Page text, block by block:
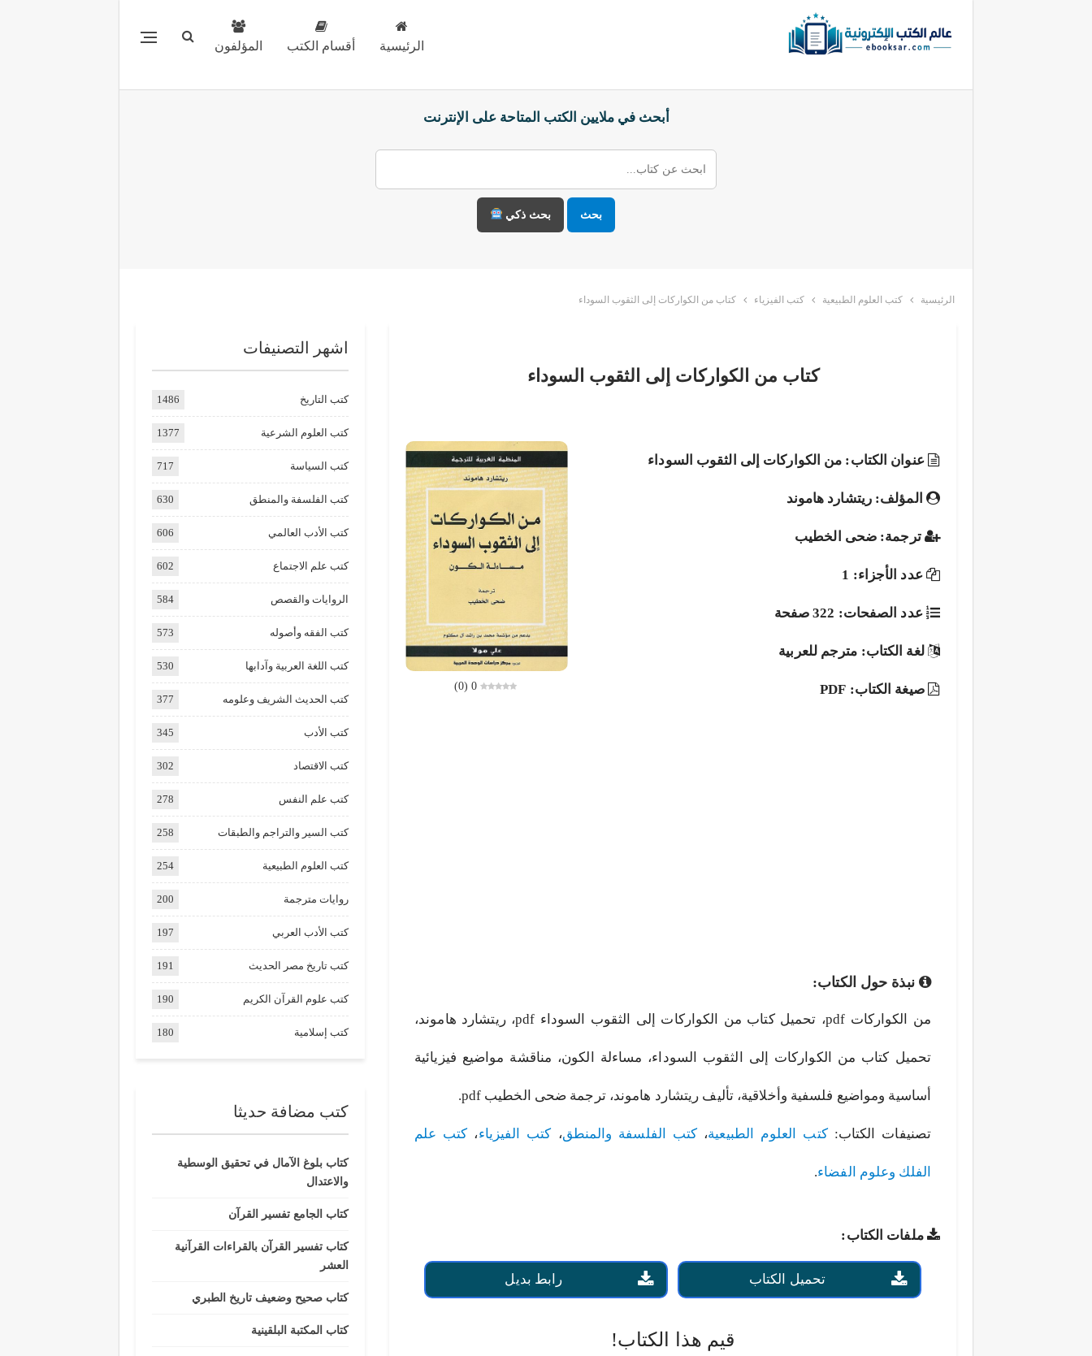
الرئيسية أقسام الكتب المؤلفون
أبحث في ملايين الكتب المتاحة على الإنترنت
بحث بحث ذكي
الرئيسية كتب العلوم الطبيعية كتب الفيزياء كتاب من الكواركات إلى الثقوب السوداء
كتاب من الكواركات إلى الثقوب السوداء
0
(
0
)
عنوان الكتاب: من الكواركات إلى الثقوب السوداء
المؤلف: ريتشارد هاموند
ترجمة: ضحى الخطيب
عدد الأجزاء: 1
عدد الصفحات: 322 صفحة
لغة الكتاب: مترجم للعربية
صيغة الكتاب: PDF
نبذة حول الكتاب:
من الكواركات pdf، تحميل كتاب من الكواركات إلى الثقوب السوداء pdf، ريتشارد هاموند،
تحميل كتاب من الكواركات إلى الثقوب السوداء، مساءلة الكون، مناقشة مواضيع فيزيائية
أساسية ومواضيع فلسفية وأخلاقية، تأليف ريتشارد هاموند، ترجمة ضحى الخطيب pdf.
تصنيفات الكتاب:كتب العلوم الطبيعية، كتب الفلسفة والمنطق، كتب الفيزياء، كتب علم
الفلك وعلوم الفضاء.
ملفات الكتاب:
تحميل الكتاب رابط بديل
قيم هذا الكتاب!
اشهر التصنيفات
كتب التاريخ 1486
كتب العلوم الشرعية 1377
كتب السياسة 717
كتب الفلسفة والمنطق 630
كتب الأدب العالمي 606
كتب علم الاجتماع 602
الروايات والقصص 584
كتب الفقه وأصوله 573
كتب اللغة العربية وآدابها 530
كتب الحديث الشريف وعلومه 377
كتب الأدب 345
كتب الاقتصاد 302
كتب علم النفس 278
كتب السير والتراجم والطبقات 258
كتب العلوم الطبيعية 254
روايات مترجمة 200
كتب الأدب العربي 197
كتب تاريخ مصر الحديث 191
كتب علوم القرآن الكريم 190
كتب إسلامية 180
كتب مضافة حديثا
كتاب بلوغ الآمال في تحقيق الوسطية
والاعتدال
كتاب الجامع تفسير القرآن
كتاب تفسير القرآن بالقراءات القرآنية
العشر
كتاب صحيح وضعيف تاريخ الطبري
كتاب المكتبة البلقينية